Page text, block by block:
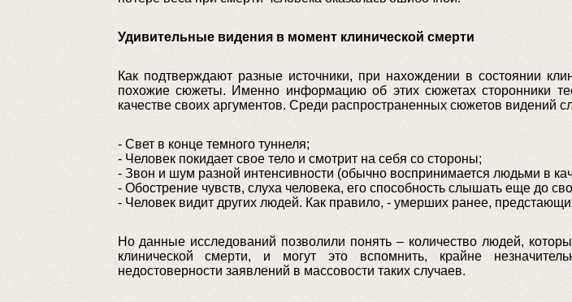
Удивительные видения в момент клинической смерти
Как подтверждают разные источники, при нахождении в состоянии
похожие сюжеты. Именно информацию об этих сюжетах сторонники
качестве своих аргументов. Среди распространенных сюжетов видений
- Свет в конце темного туннеля;
- Человек покидает свое тело и смотрит на себя со стороны;
- Звон и шум разной интенсивности (обычно воспринимается людьми в
- Обострение чувств, слуха человека, его способность слышать еще до
- Человек видит других людей. Как правило, - умерших ранее,
Но данные исследований позволили понять – количество людей,
клинической смерти, и могут это вспомнить, крайне
недостоверности заявлений в массовости таких случаев.